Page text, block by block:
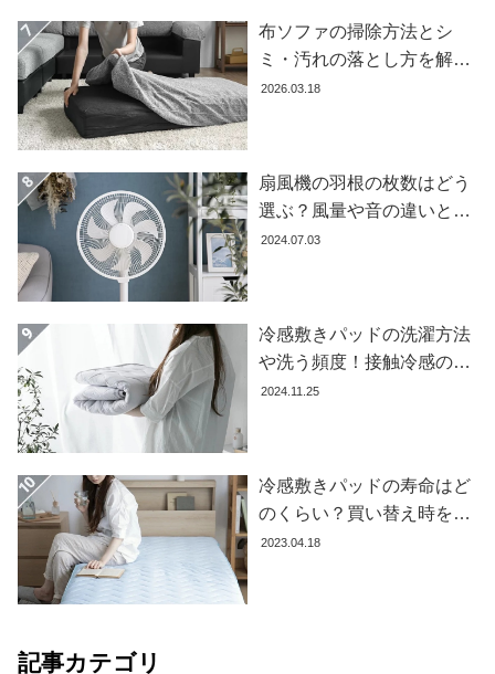
配
送
料
に
つ
て
型
商
の
送
に
つ
て
中
型
商
配
布ソファの掃除方法とシ
ミ・汚れの落とし方を解説
【自分でできる】
2026.03.18
扇風機の羽根の枚数はどう
選ぶ？風量や音の違いとお
すすめ商品7選
2024.07.03
冷感敷きパッドの洗濯方法
や洗う頻度！接触冷感の効
果を下げないお手入れ方法
2024.11.25
冷感敷きパッドの寿命はど
のくらい？買い替え時を見
極める方法とおすすめ商品
2023.04.18
記事カテゴリ